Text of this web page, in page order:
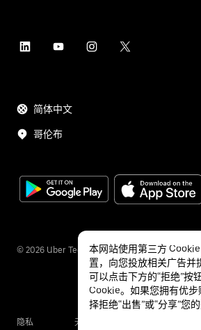
简体中文
哥伦布
© 2026 Uber Technologies Inc.
隐私 无障碍服务
本网站使用第三方
置，向您投放相关广告并
可以点击下方的“拒绝”按
Cookie。如果您拥有优步
择拒绝“出售”或“分享”您的